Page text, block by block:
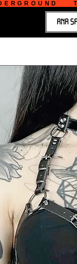
ANA